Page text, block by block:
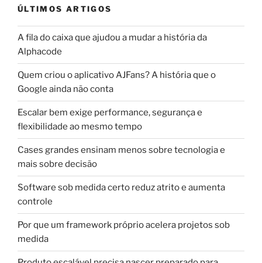
ÚLTIMOS ARTIGOS
A fila do caixa que ajudou a mudar a história da
Alphacode
Quem criou o aplicativo AJFans? A história que o
Google ainda não conta
Escalar bem exige performance, segurança e
flexibilidade ao mesmo tempo
Cases grandes ensinam menos sobre tecnologia e
mais sobre decisão
Software sob medida certo reduz atrito e aumenta
controle
Por que um framework próprio acelera projetos sob
medida